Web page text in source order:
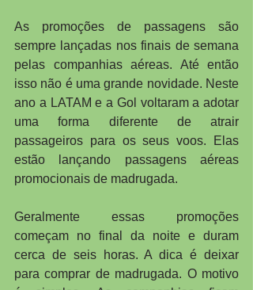
As promoções de passagens são
sempre lançadas nos finais de semana
pelas companhias aéreas. Até então
isso não é uma grande novidade. Neste
ano a LATAM e a Gol voltaram a adotar
uma forma diferente de atrair
passageiros para os seus voos. Elas
estão lançando passagens aéreas
promocionais de madrugada.
Geralmente essas promoções
começam no final da noite e duram
cerca de seis horas. A dica é deixar
para comprar de madrugada. O motivo